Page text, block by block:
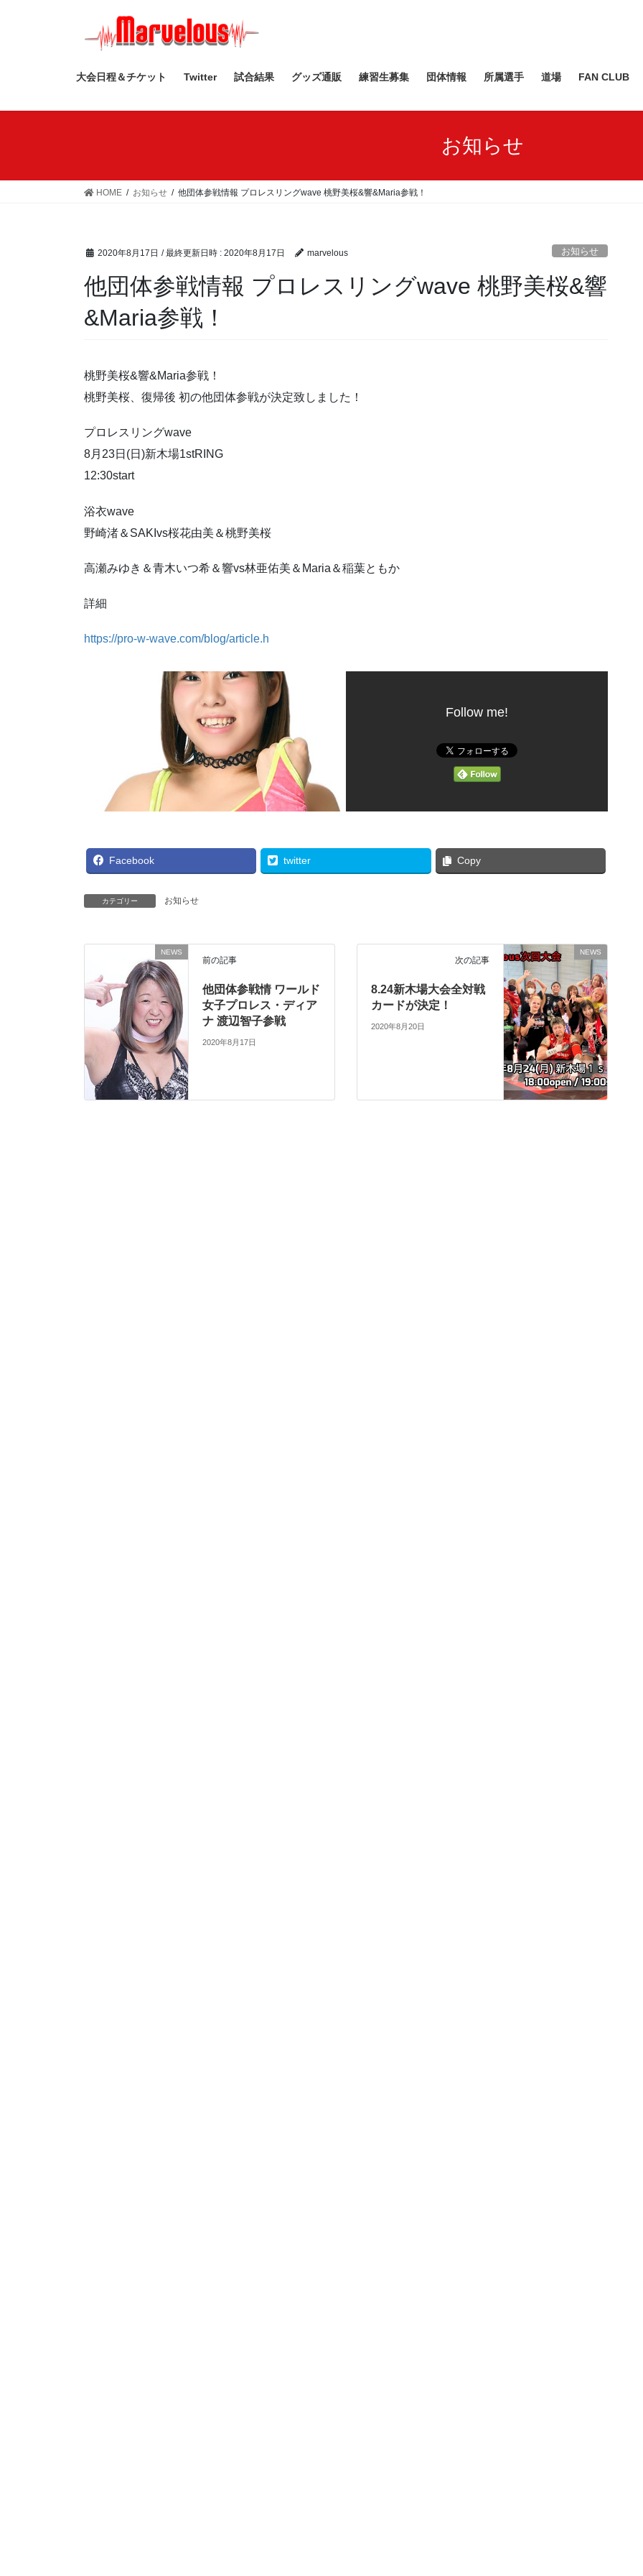
ス
ン
大会日程＆チケット Twitter 試合結果 グッズ通販 練習生募集 団体情報 所属選手 道場 FAN CLUB
お知らせ
HOME お知らせ 他団体参戦情報 プロレスリングwave 桃野美桜&響&Maria参戦！
2020年8月17日 / 最終更新日時 : 2020年8月17日 marvelous お知らせ
他団体参戦情報 プロレスリングwave 桃野美桜&響
&Maria参戦！
桃野美桜&響&Maria参戦！
桃野美桜、復帰後 初の他団体参戦が決定致しました！
プロレスリングwave
8月23日(日)新木場1stRING
12:30start
浴衣wave
野崎渚＆SAKIvs桜花由美＆桃野美桜
高瀬みゆき＆青木いつ希＆響vs林亜佑美＆Maria＆稲葉ともか
詳細
https://pro-w-wave.com/blog/article.h
Follow me!
Facebook twitter Copy
カテゴリー お知らせ
NEWS
前の記事
他団体参戦情 ワールド
女子プロレス・ディア
ナ 渡辺智子参戦
2020年8月17日
NEWS
次の記事
8.24新木場大会全対戦
カードが決定！
2020年8月20日